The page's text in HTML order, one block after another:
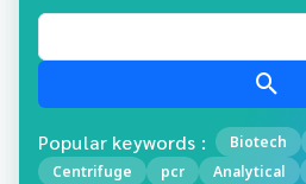
Popular keywords : Biotech
Centrifuge
pcr Analytical